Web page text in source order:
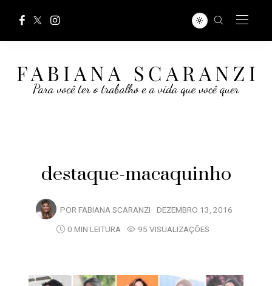
destaque-macaquinho
POR FABIANA SCARANZI DEZEMBRO 13, 2016
0 MIN LEITURA
95 VISUALIZAÇÕES